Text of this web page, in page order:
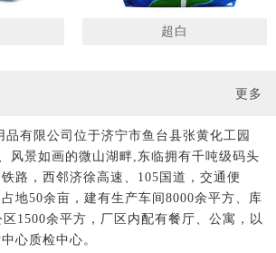
超白
更多
有限公司位于济宁市鱼台县张黄化工园
风景如画的微山湖畔,东临拥有千吨级码头
路，西邻济徐高速、105国道，交通便
地50余亩，建有生产车间8000余平方、库
1500余平方，厂区内配有餐厅、公寓，以
心质检中心。